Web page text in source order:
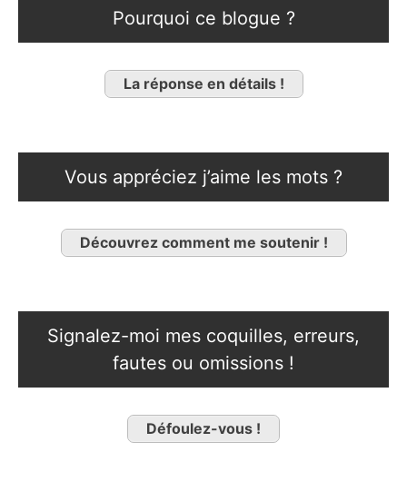
Pourquoi ce blogue ?
La réponse en détails !
Vous appréciez j’aime les mots ?
Découvrez comment me soutenir !
Signalez-moi mes coquilles, erreurs,
fautes ou omissions !
Défoulez-vous !